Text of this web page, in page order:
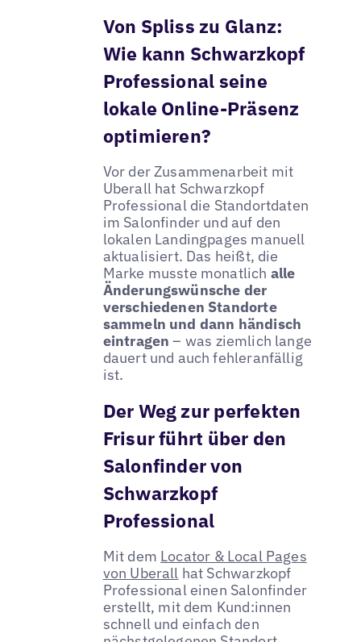
Von Spliss zu Glanz:
Wie kann Schwarzkopf
Professional seine
lokale Online-Präsenz
optimieren?
Vor der Zusammenarbeit mit
Uberall hat Schwarzkopf
Professional die Standortdaten
im Salonfinder und auf den
lokalen Landingpages manuell
aktualisiert. Das heißt, die
Marke musste monatlich alle
Änderungswünsche der
verschiedenen Standorte
sammeln und dann händisch
eintragen– was ziemlich lange
dauert und auch fehleranfällig
ist.
Der Weg zur perfekten
Frisur führt über den
Salonfinder von
Schwarzkopf
Professional
Mit dem Locator & Local Pages
von Uberall hat Schwarzkopf
Professional einen Salonfinder
erstellt, mit dem Kund:innen
schnell und einfach den